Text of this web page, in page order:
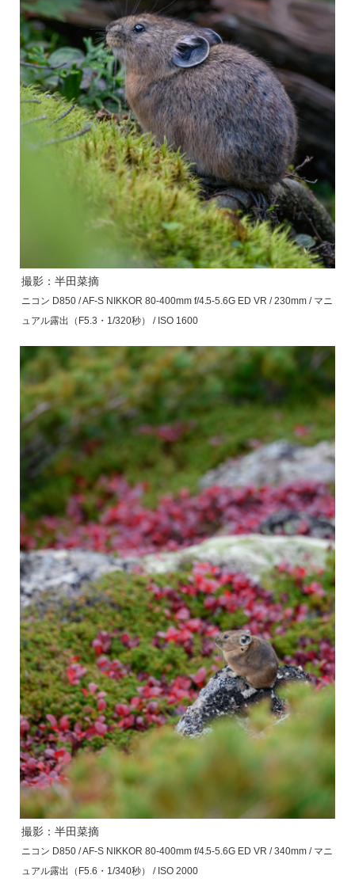
撮影：半田菜摘
ニコン D850 / AF-S NIKKOR 80-400mm f/4.5-5.6G ED VR / 230mm / マニ
ュアル露出（F5.3・1/320秒） / ISO 1600
撮影：半田菜摘
ニコン D850 / AF-S NIKKOR 80-400mm f/4.5-5.6G ED VR / 340mm / マニ
ュアル露出（F5.6・1/340秒） / ISO 2000